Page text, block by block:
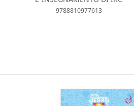
9788810977613